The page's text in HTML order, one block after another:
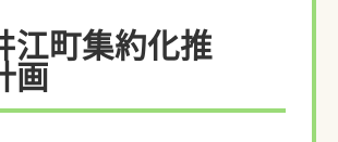
江町集約化推
画